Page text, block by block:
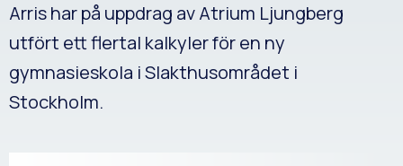
Arris har på uppdrag av Atrium Ljungberg
utfört ett flertal kalkyler för en ny
gymnasieskola i Slakthusområdet i
Stockholm.